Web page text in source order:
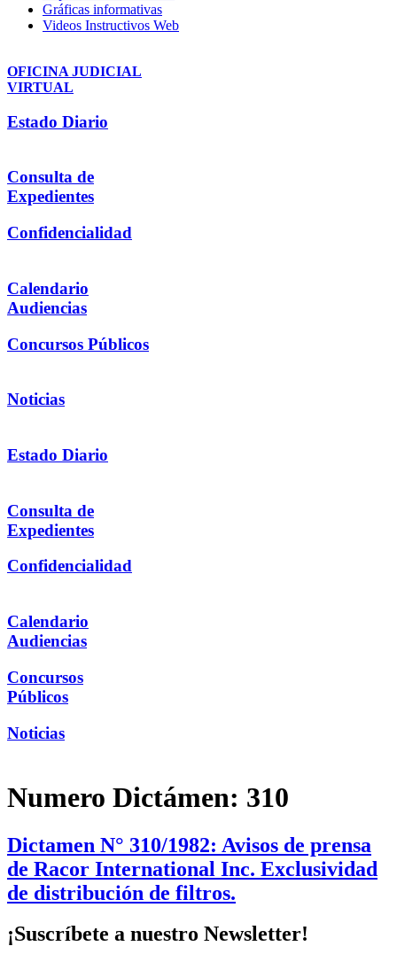
Gráficas informativas
Videos Instructivos Web
OFICINA JUDICIAL
VIRTUAL
Estado Diario
Consulta de
Expedientes
Confidencialidad
Calendario
Audiencias
Concursos Públicos
Noticias
Estado Diario
Consulta de
Expedientes
Confidencialidad
Calendario
Audiencias
Concursos
Públicos
Noticias
Numero Dictámen: 310
Dictamen N° 310/1982: Avisos de prensa
de Racor International Inc. Exclusividad
de distribución de filtros.
¡Suscríbete a nuestro Newsletter!